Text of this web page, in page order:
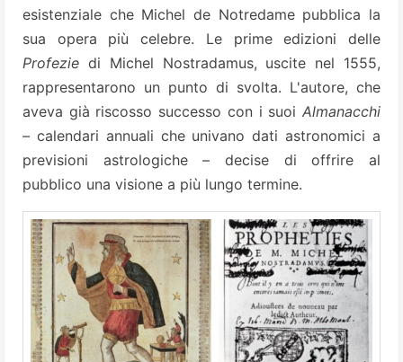
esistenziale che Michel de Notredame pubblica la
sua opera più celebre. Le prime edizioni delle
Profezie di Michel Nostradamus, uscite nel 1555,
rappresentarono un punto di svolta. L'autore, che
aveva già riscosso successo con i suoi Almanacchi
– calendari annuali che univano dati astronomici a
previsioni astrologiche – decise di offrire al
pubblico una visione a più lungo termine.